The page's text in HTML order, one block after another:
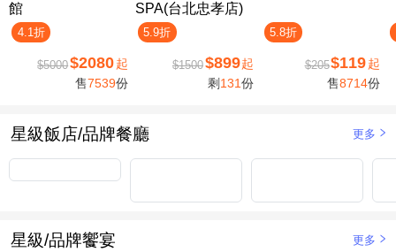
館
4.1折
$5000$2080 起
售7539份
SPA(台北忠孝店)
5.9折
$1500$899起
剩 131份
5.8折
$205$119 起
售8714份
星級飯店/品牌餐廳 更多
星級/品牌饗宴 更多